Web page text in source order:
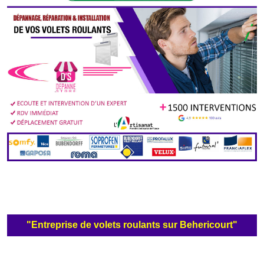
"Entreprise de volets roulants sur Behericourt"